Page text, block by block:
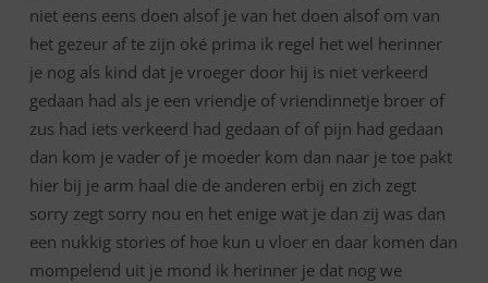
niet eens eens doen alsof je van het doen alsof om van
het gezeur af te zijn oké prima ik regel het wel herinner
je nog als kind dat je vroeger door hij is niet verkeerd
gedaan had als je een vriendje of vriendinnetje broer of
zus had iets verkeerd had gedaan of of pijn had gedaan
dan kom je vader of je moeder kom dan naar je toe pakt
hier bij je arm haal die de anderen erbij en zich zegt
sorry zegt sorry nou en het enige wat je dan zij was dan
een nukkig stories of hoe kun u vloer en daar komen dan
mompelend uit je mond ik herinner je dat nog we